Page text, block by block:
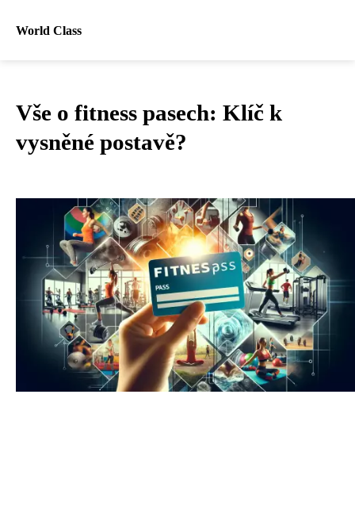
World Class
Vše o fitness pasech: Klíč k
vysněné postavě?